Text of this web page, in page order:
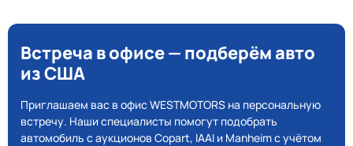
Встреча в офисе — подберём авто
из США
Приглашаем вас в офис WESTMOTORS на персональную
встречу. Наши специалисты помогут подобрать
автомобиль с аукционов Copart, IAAI и Manheim с учётом